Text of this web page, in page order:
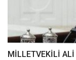
MİLLETVEKİLİ